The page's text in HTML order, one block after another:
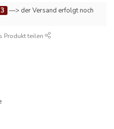
—> der Versand erfolgt noch
Produkt teilen